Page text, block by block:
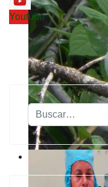
Youtube
Buscar